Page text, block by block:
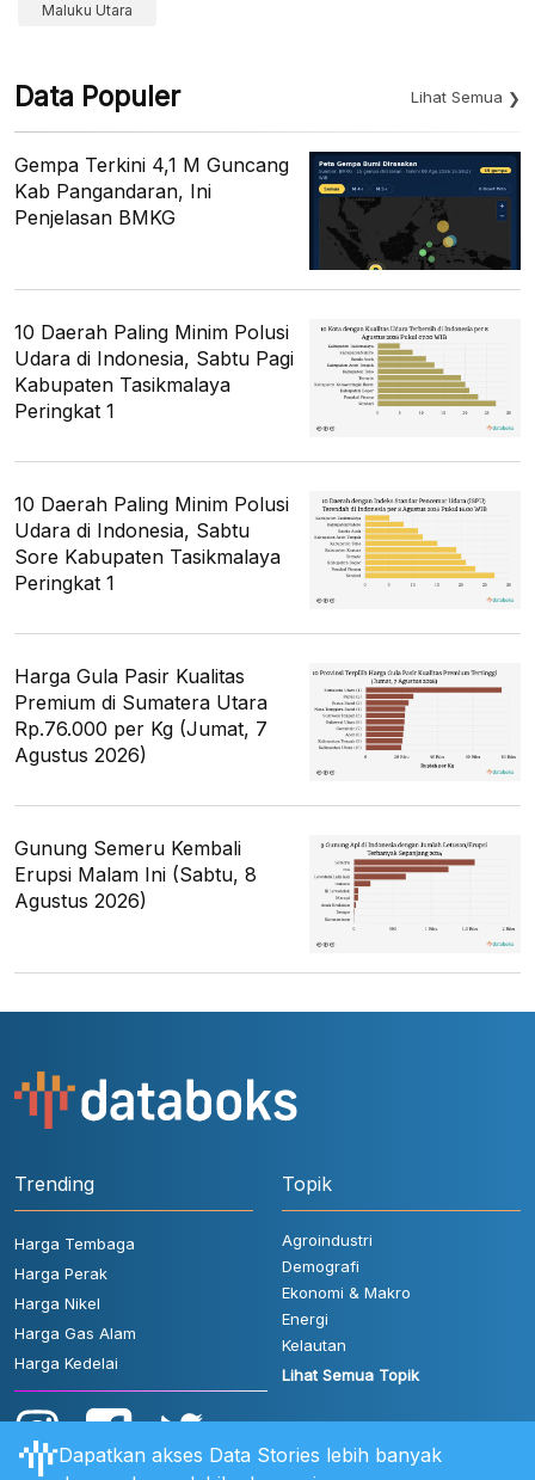
Maluku Utara
Data Populer Lihat Semua
Gempa Terkini 4,1 M Guncang
Kab Pangandaran, Ini
Penjelasan BMKG
10 Daerah Paling Minim Polusi
Udara di Indonesia, Sabtu Pagi
Kabupaten Tasikmalaya
Peringkat 1
10 Daerah Paling Minim Polusi
Udara di Indonesia, Sabtu
Sore Kabupaten Tasikmalaya
Peringkat 1
Harga Gula Pasir Kualitas
Premium di Sumatera Utara
Rp.76.000 per Kg (Jumat, 7
Agustus 2026)
Gunung Semeru Kembali
Erupsi Malam Ini (Sabtu, 8
Agustus 2026)
Trending
Harga Tembaga
Harga Perak
Harga Nikel
Harga Gas Alam
Harga Kedelai
Topik
Agroindustri
Demografi
Ekonomi & Makro
Energi
Kelautan
Lihat Semua Topik
Dapatkan akses Data Stories lebih banyak